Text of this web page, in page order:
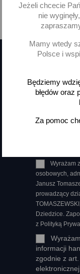
i
Wyrażam
osobowych,
Janusz
prowadzący
Dziedzice.
z Polityką
informacji
zgodnie z
Jeżeli chcecie
nie
Mamy wtedy
Polsce i
Będziemy
błędów oraz
Za pomoc